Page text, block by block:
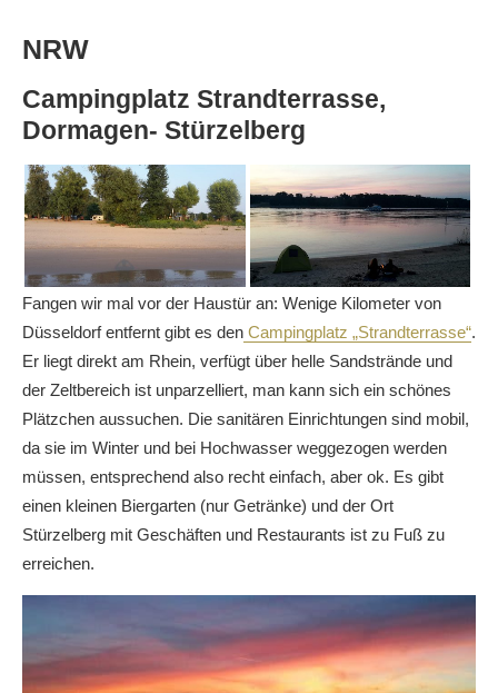
NRW
Campingplatz Strandterrasse,
Dormagen- Stürzelberg
Fangen wir mal vor der Haustür an: Wenige Kilometer von
Düsseldorf entfernt gibt es den Campingplatz „Strandterrasse“.
Er liegt direkt am Rhein, verfügt über helle Sandstrände und
der Zeltbereich ist unparzelliert, man kann sich ein schönes
Plätzchen aussuchen. Die sanitären Einrichtungen sind mobil,
da sie im Winter und bei Hochwasser weggezogen werden
müssen, entsprechend also recht einfach, aber ok. Es gibt
einen kleinen Biergarten (nur Getränke) und der Ort
Stürzelberg mit Geschäften und Restaurants ist zu Fuß zu
erreichen.